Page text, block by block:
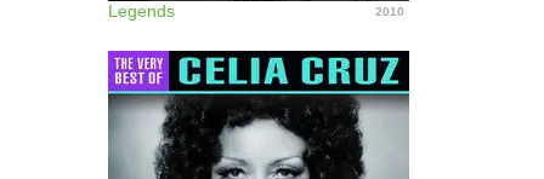
Legends 2010